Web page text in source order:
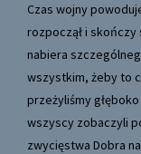
Czas wojny
rozpoczął i skończy
nabiera
wszystkim, żeby to
przeżyliśmy
wszyscy zobaczyli
zwycięstwa Dobra